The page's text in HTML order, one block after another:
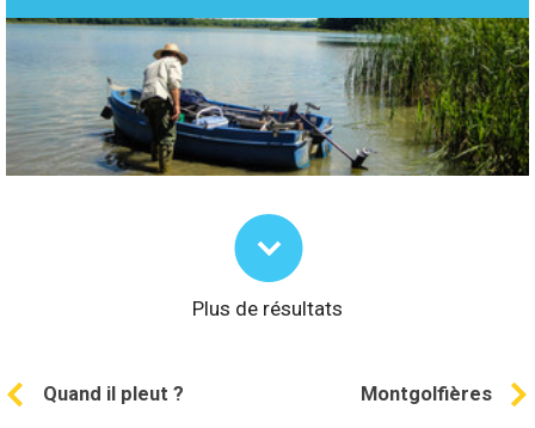
Plus de résultats
Quand il pleut ? Montgolfières